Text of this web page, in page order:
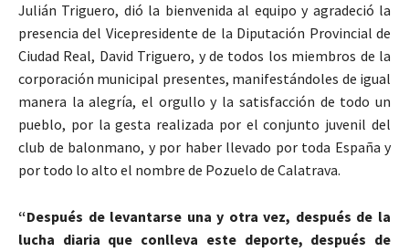
Julián Triguero, dió la bienvenida al equipo y agradeció la
presencia del Vicepresidente de la Diputación Provincial de
Ciudad Real, David Triguero, y de todos los miembros de la
corporación municipal presentes, manifestándoles de igual
manera la alegría, el orgullo y la satisfacción de todo un
pueblo, por la gesta realizada por el conjunto juvenil del
club de balonmano, y por haber llevado por toda España y
por todo lo alto el nombre de Pozuelo de Calatrava.
“Después de levantarse una y otra vez, después de la
lucha diaria que conlleva este deporte, después de